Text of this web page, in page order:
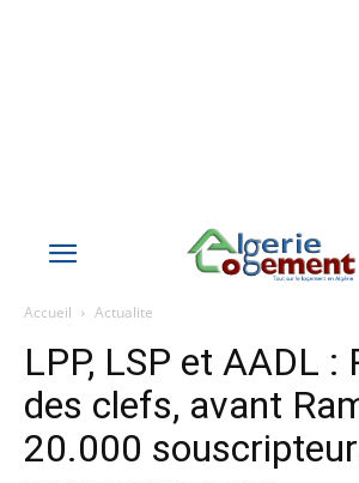
Accueil Actualite
LPP, LSP et AADL :
des clefs, avant
20.000